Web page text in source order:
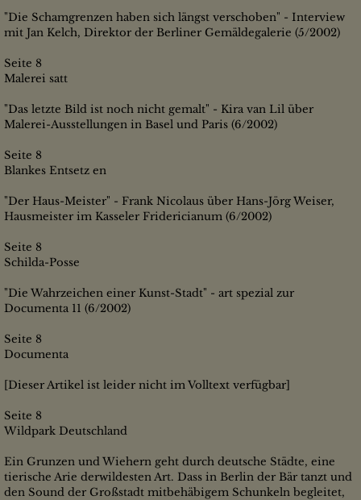
"Die Schamgrenzen haben sich längst verschoben" - Interview
mit Jan Kelch, Direktor der Berliner Gemäldegalerie (5/2002)
Seite 8
Malerei satt
"Das letzte Bild ist noch nicht gemalt" - Kira van Lil über
Malerei-Ausstellungen in Basel und Paris (6/2002)
Seite 8
Blankes Entsetz en
"Der Haus-Meister" - Frank Nicolaus über Hans-Jörg Weiser,
Hausmeister im Kasseler Fridericianum (6/2002)
Seite 8
Schilda-Posse
"Die Wahrzeichen einer Kunst-Stadt" - art spezial zur
Documenta 11 (6/2002)
Seite 8
Documenta
[Dieser Artikel ist leider nicht im Volltext verfügbar]
Seite 8
Wildpark Deutschland
Ein Grunzen und Wiehern geht durch deutsche Städte, eine
tierische Arie derwildesten Art. Dass in Berlin der Bär tanzt und
den Sound der Großstadt mitbehäbigem Schunkeln begleitet,